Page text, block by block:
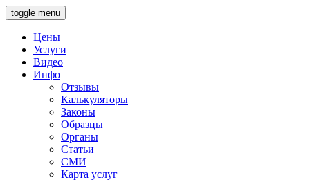
toggle menu
Цены
Услуги
Видео
Инфо
Отзывы
Калькуляторы
Законы
Образцы
Органы
Статьи
СМИ
Карта услуг